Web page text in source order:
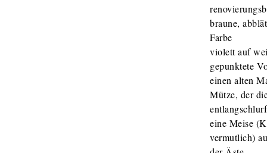
braune,
Farbe
violett auf
gepunktete
einen alten
Mütze, der
eine Meise
vermutlich)